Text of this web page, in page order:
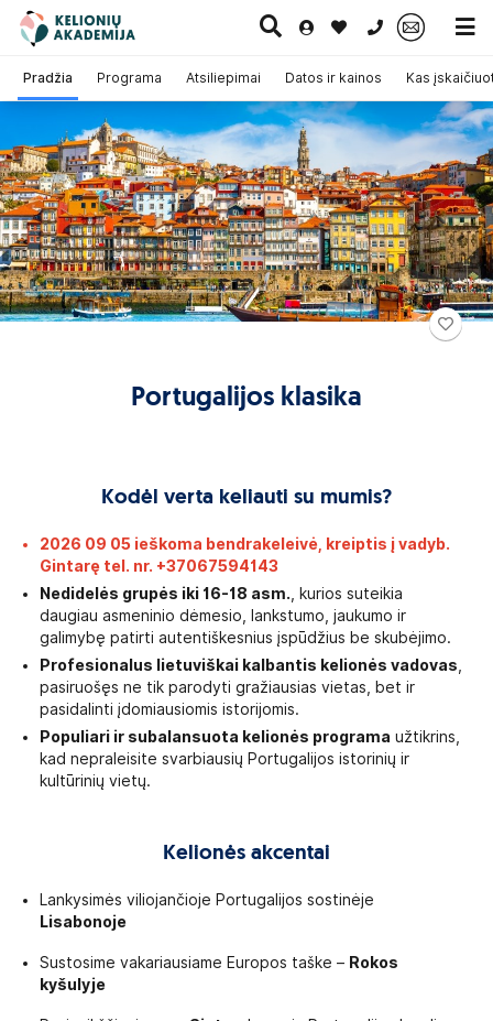
0 700 11007
Paskutinė
minutė
Pažintinės
kelionės
Egzotinės
kelionės
Kruizai
Portugalijos klasika
Pradžia Programa Atsiliepimai Datos ir kainos Kas
Kodėl verta keliauti su mumis?
2026 09 05 ieškoma bendrakeleivė, kreiptis į vadyb.
Gintarę tel. nr. +37067594143
Nedidelės grupės iki 16-18 asm. , kurios suteikia
daugiau asmeninio dėmesio, lankstumo, jaukumo ir
galimybę patirti autentiškesnius įspūdžius be skubėjimo.
Profesionalus lietuviškai kalbantis kelionės vadovas
pasiruošęs ne tik parodyti gražiausias vietas, bet ir
pasidalinti įdomiausiomis istorijomis.
Populiari ir subalansuota kelionės programa užtikrins,
kad nepraleisite svarbiausių Portugalijos istorinių ir
kultūrinių vietų.
Kelionės akcentai
Lankysimės viliojančioje Portugalijos sostinėje
Lisabonoje
Sustosime vakariausiame Europos taške – Rokos
kyšulyje